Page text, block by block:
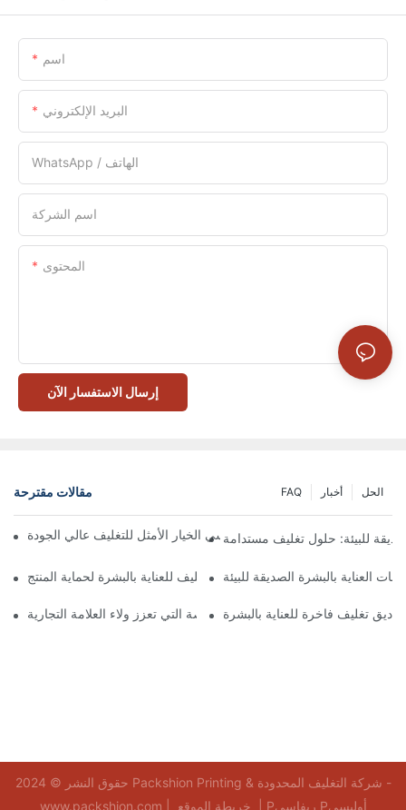
اسم
البريد الإلكتروني
WhatsApp / الهاتف
اسم الشركة
المحتوى
إرسال الاستفسار الآن
مقالات مقترحة الحل أخبار FAQ
تُعدّ الصناديق ذات الإغلاق المغناطيسي الخيار الأمثل للتغليف عالي الجودة
للبيئة: حلول تغليف مستدامة
كيفية اختيار أفضل صندوق تغليف للعناية بالبشرة لحماية المنتج
العناية بالبشرة الصديقة للبيئة
صناديق تغليف العناية بالبشرة المخصصة التي تعزز ولاء العلامة التجارية
تغليف فاخرة للعناية بالبشرة
حقوق النشر © 2024 Packshion Printing & شركة التغليف المحدودة -
www.packshion.com |
Pريفاسي Pأوليسي